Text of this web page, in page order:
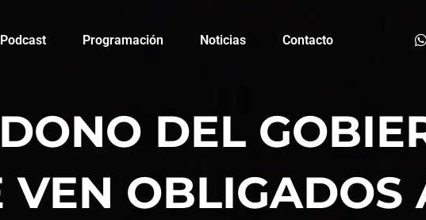
Podcast Programación Noticias Contacto
DEL
VEN